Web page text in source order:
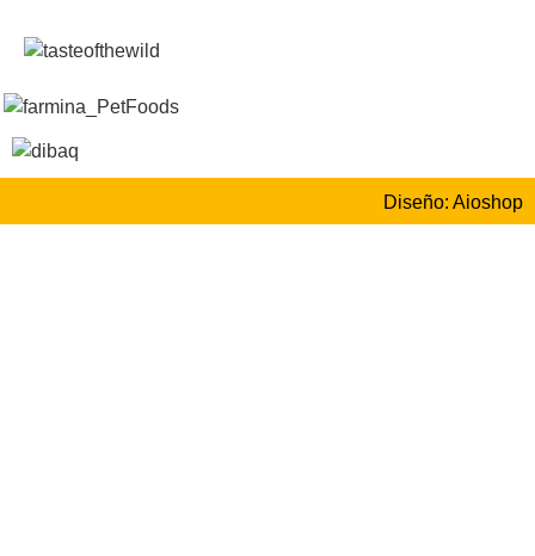
Diseño: Aioshop